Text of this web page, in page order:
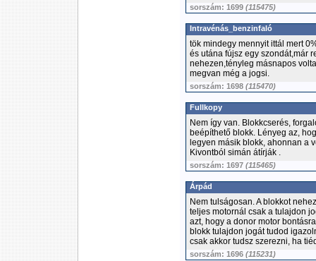
sorszám: 1699 (115475)
Intravénás_benzinfaló
tök mindegy mennyit ittál mert
és utána fújsz egy szondát,már
nehezen,tényleg másnapos
megvan még a jogsi.
sorszám: 1698 (115470)
Fullkopy
Nem így van. Blokkcserés,
beépíthető blokk. Lényeg az,
legyen másik blokk, ahonnan a
Kivontból simán átírják .
sorszám: 1697 (115465)
Árpád
Nem tulságosan. A blokkot
teljes motornál csak a tulajdon
azt, hogy a donor motor
blokk tulajdon jogát tudod
csak akkor tudsz szerezni, ha
sorszám: 1696 (115231)